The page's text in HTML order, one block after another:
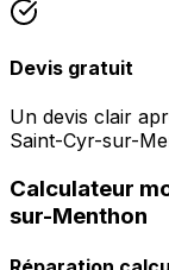
Devis gratuit
Un devis clair
Saint-Cyr-sur-
Calculateur
sur-Menthon